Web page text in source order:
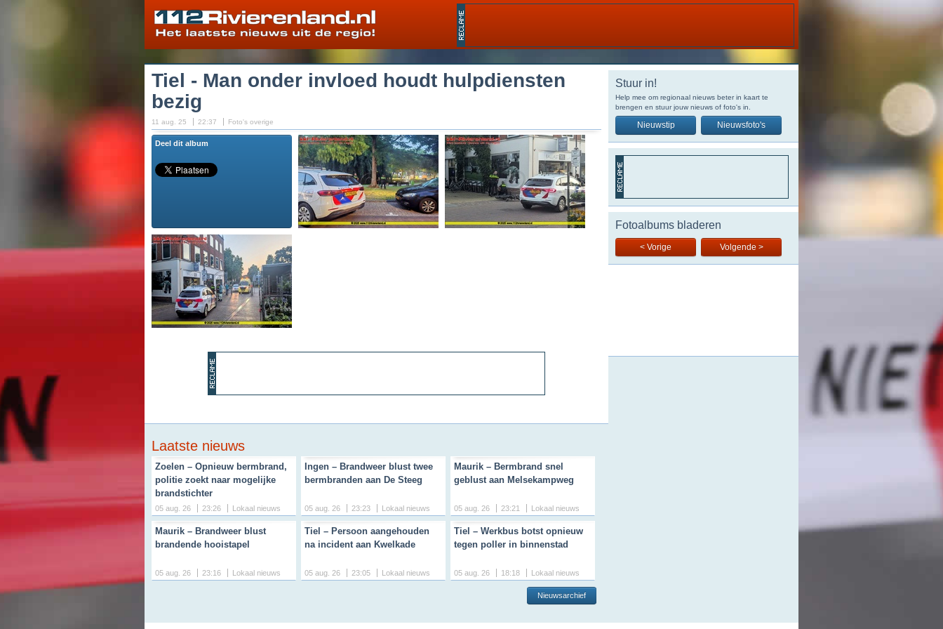
Tiel - Man onder invloed houdt hulpdiensten
bezig
11 aug. 25 22:37 Foto's overige
Deel dit album
Laatste nieuws
Zoelen – Opnieuw bermbrand,
politie zoekt naar mogelijke
brandstichter
05 aug. 26 23:26 Lokaal nieuws
Ingen – Brandweer blust twee
bermbranden aan De Steeg
05 aug. 26 23:23 Lokaal nieuws
Maurik – Bermbrand snel
geblust aan Melsekampweg
05 aug. 26 23:21 Lokaal nieuws
Maurik – Brandweer blust
brandende hooistapel
05 aug. 26 23:16 Lokaal nieuws
Tiel – Persoon aangehouden
na incident aan Kwelkade
05 aug. 26 23:05 Lokaal nieuws
Tiel – Werkbus botst opnieuw
tegen poller in binnenstad
05 aug. 26 18:18 Lokaal nieuws
Nieuwsarchief
Stuur in!
Help mee om regionaal nieuws beter in kaart te
brengen en stuur jouw nieuws of foto's in.
Nieuwstip Nieuwsfoto's
Fotoalbums bladeren
< Vorige Volgende >